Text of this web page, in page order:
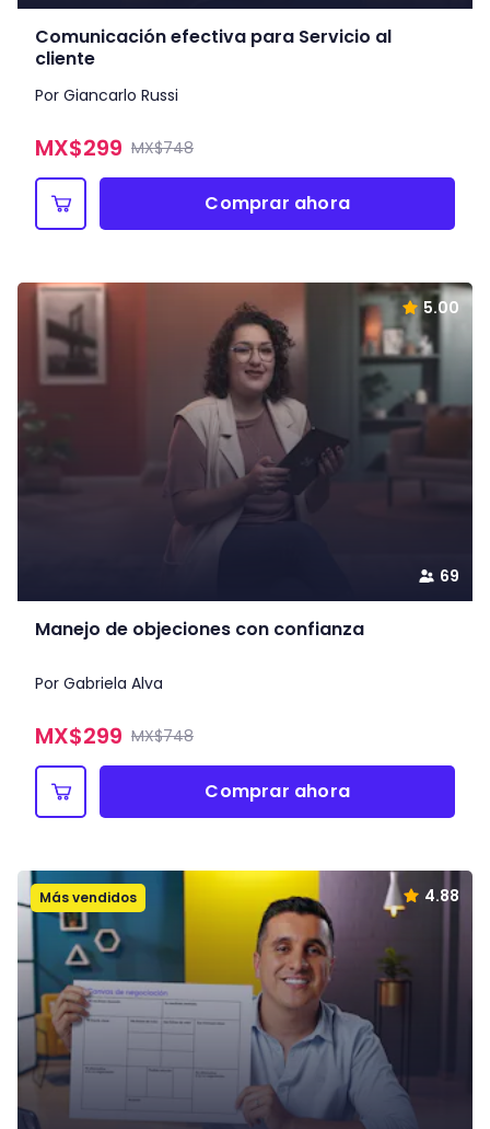
Comunicación efectiva para Servicio al
cliente
Por Giancarlo Russi
MX$299 MX$748
Comprar ahora
69
5.00
Manejo de objeciones con confianza
Por Gabriela Alva
MX$299 MX$748
Comprar ahora
Más vendidos 4.88